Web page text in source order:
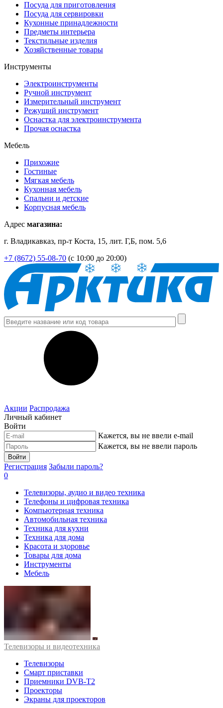
Посуда для приготовления
Посуда для сервировки
Кухонные принадлежности
Предметы интерьера
Текстильные изделия
Хозяйственные товары
Инструменты
Электроинструменты
Ручной инструмент
Измерительный инструмент
Режущий инструмент
Оснастка для электроинструмента
Прочая оснастка
Мебель
Прихожие
Гостиные
Мягкая мебель
Кухонная мебель
Спальни и детские
Корпусная мебель
Адрес магазина:
г. Владикавказ, пр-т Коста, 15, лит. Г,Б, пом. 5,6
+7 (8672) 55-08-70 (с 10:00 до 20:00)
Акции Распродажа
Личный кабинет
Войти
Кажется, вы не ввели e-mail
Кажется, вы не ввели пароль
Войти
Регистрация Забыли пароль?
0
Телевизоры, аудио и видео техника
Телефоны и цифровая техника
Компьютерная техника
Автомобильная техника
Техника для кухни
Техника для дома
Красота и здоровье
Товары для дома
Инструменты
Мебель
Телевизоры и видеотехника
Телевизоры
Смарт приставки
Приемники DVB-T2
Проекторы
Экраны для проекторов